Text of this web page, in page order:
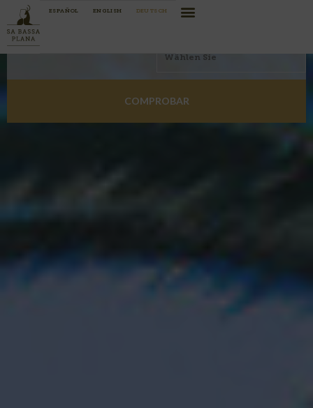
ESPAÑOL ENGLISH DEUTSCH
EINCHECKEN
COMPROBAR